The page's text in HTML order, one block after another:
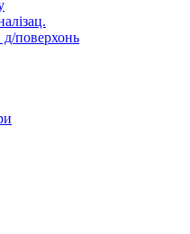
д/поверхонь